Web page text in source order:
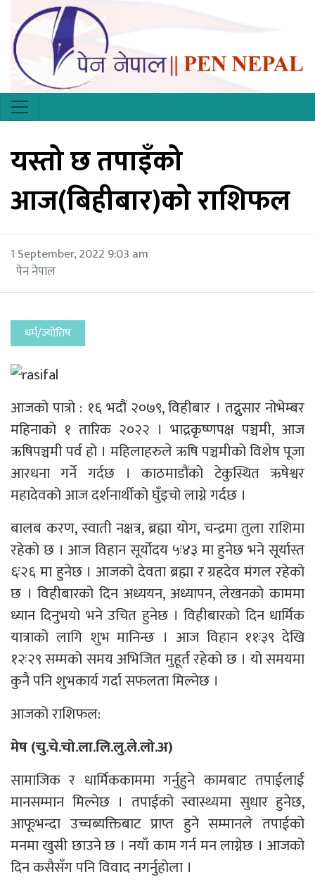
यस्तो छ तपाइँको
आज(बिहीबार)को राशिफल
1 September, 2022 9:03 am
पेन नेपाल
धर्म/ज्योतिष
आजको पात्रो : १६ भदौं २०७९, विहीबार । तद्नुसार नोभेम्बर
महिनाको १ तारिक २०२२ । भाद्रकृष्णपक्ष पञ्चमी, आज
ऋषिपञ्चमी पर्व हो । महिलाहरुले ऋषि पञ्चमीको विशेष पूजा
आरधना गर्ने गर्दछ । काठमाडौंको टेकुस्थित ऋषेश्वर
महादेवको आज दर्शनार्थीको घुँइचो लाग्ने गर्दछ ।
बालब करण, स्वाती नक्षत्र, ब्रह्मा योग, चन्द्रमा तुला राशिमा
रहेको छ । आज विहान सूर्योदय ५ः४३ मा हुनेछ भने सूर्यास्त
६ः२६ मा हुनेछ । आजको देवता ब्रह्मा र ग्रहदेव मंगल रहेको
छ । विहीबारको दिन अध्ययन, अध्यापन, लेखनको काममा
ध्यान दिनुभयो भने उचित हुनेछ । विहीबारको दिन धार्मिक
यात्राको लागि शुभ मानिन्छ । आज विहान ११ः३९ देखि
१२ः२९ सम्मको समय अभिजित मुहूर्त रहेको छ । यो समयमा
कुनै पनि शुभकार्य गर्दा सफलता मिल्नेछ ।
आजको राशिफल:
मेष (चु.चे.चो.ला.लि.लु.ले.लो.अ)
सामाजिक र धार्मिककाममा गर्नुहुने कामबाट तपाईलाई
मानसम्मान मिल्नेछ । तपाईको स्वास्थ्यमा सुधार हुनेछ,
आफूभन्दा उच्चब्यक्तिबाट प्राप्त हुने सम्मानले तपाईको
मनमा खुसी छाउने छ । नयाँ काम गर्न मन लाग्नेछ । आजको
दिन कसैसँग पनि विवाद नगर्नुहोला ।